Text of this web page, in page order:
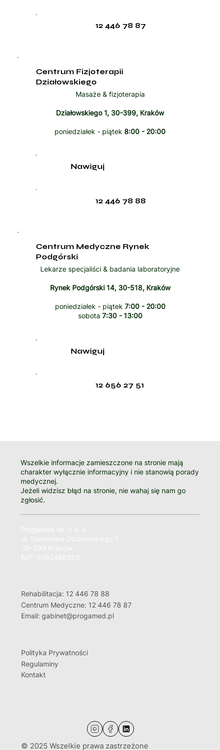
12 446 78 87
Centrum Fizjoterapii
Działowskiego
Masaże & fizjoterapia
Działowskiego 1, 30-399, Kraków
poniedziałek - piątek 8:00 - 20:00
12 446 78 88
Nawiguj
Centrum Medyczne Rynek
Podgórski
Lekarze specjaliści & badania laboratoryjne
Rynek Podgórski 14, 30-518, Kraków
poniedziałek - piątek 7:00 - 20:00
sobota 7:30 - 13:00
12 656 27 51
Nawiguj
Wszelkie informacje zamieszczone na stronie mają
charakter wyłącznie informacyjny i nie stanowią porady
medycznej.
Jeżeli widzisz błąd na stronie, nie wahaj się nam go
zgłosić.
Rehabilitacja: 12 446 78 88
Centrum Medyczne: 12 446 78 87
Email: gabinet@progamed.pl
© 2025 Wszelkie prawa zastrzeżone
Polityka Prywatności
Regulaminy
Kontakt